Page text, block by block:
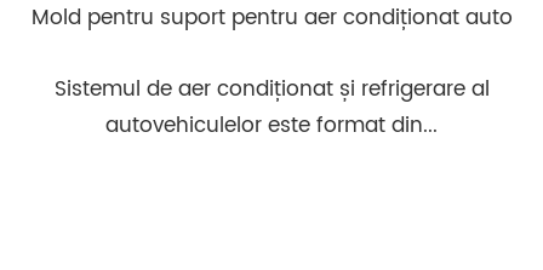
Mold pentru suport pentru aer condiționat auto
Sistemul de aer condiționat și refrigerare al
autovehiculelor este format din...